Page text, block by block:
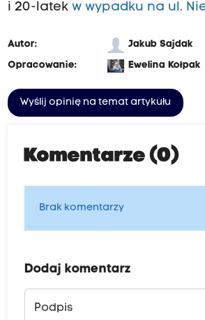
i 20-latek w wypadku na ul.
Autor:
Jakub Sajdak
Opracowanie:
Ewelina Kołpak
Wyślij opinię na temat artykułu
Komentarze (0)
Brak komentarzy
Dodaj komentarz
Podpis